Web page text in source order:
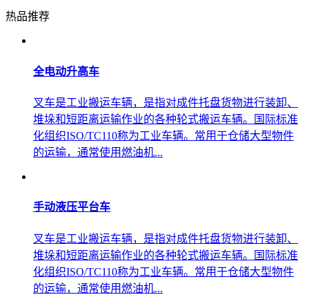
热品推荐
全电动升高车
叉车是工业搬运车辆，是指对成件托盘货物进行装卸、
堆垛和短距离运输作业的各种轮式搬运车辆。国际标准
化组织ISO/TC110称为工业车辆。常用于仓储大型物件
的运输，通常使用燃油机...
手动液压平台车
叉车是工业搬运车辆，是指对成件托盘货物进行装卸、
堆垛和短距离运输作业的各种轮式搬运车辆。国际标准
化组织ISO/TC110称为工业车辆。常用于仓储大型物件
的运输，通常使用燃油机...